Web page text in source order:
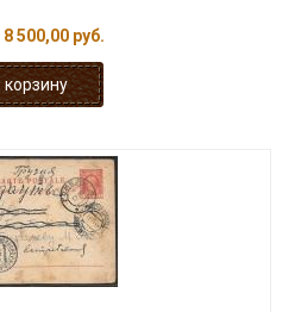
8 500,00 руб.